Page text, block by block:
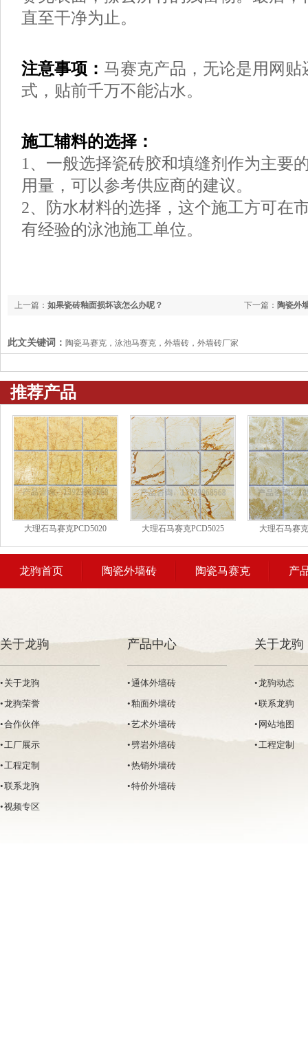
直至干净为止。
注意事项： 马赛克产品，无论是用网
式，贴前千万不能沾水。
施工辅料的选择：
1、一般选择瓷砖胶和填缝剂作为主要
用量，可以参考供应商的建议。
2、防水材料的选择，这个施工方可在
有经验的泳池施工单位。
下一篇： 陶瓷外
上一篇： 如果瓷砖釉面损坏该怎么办呢？
此文关键词： 陶瓷马赛克，泳池马赛克，外墙砖，外墙砖厂家
推荐产品
大理石马赛克PCD5020 大理石马赛克PCD5025 大理石马赛
龙驹首页 陶瓷外墙砖 陶瓷马赛克 产
关于龙驹
• 关于龙驹
• 龙驹荣誉
• 合作伙伴
• 工厂展示
• 工程定制
• 联系龙驹
• 视频专区
产品中心
• 通体外墙砖
• 釉面外墙砖
• 艺术外墙砖
• 劈岩外墙砖
• 热销外墙砖
• 特价外墙砖
关于龙驹
• 龙驹动态
• 联系龙驹
• 网站地图
• 工程定制